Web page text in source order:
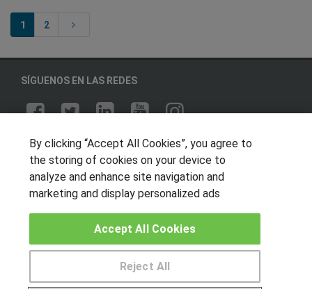
1 2
SÍGUENOS EN LAS REDES
OTROS GRUPOS DE INTERES
Muro de los idiomas
Hablemos de empleo
Locos por las becas
CENTROS DE FORMACIÓN
By clicking “Accept All Cookies”, you agree to
the storing of cookies on your device to
analyze and enhance site navigation and
marketing and display personalized ads
Reject All
Accept All Cookies